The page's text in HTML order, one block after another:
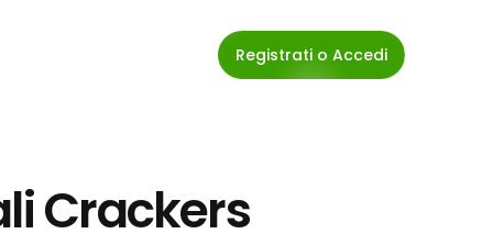
Registrati o Accedi
Crackers